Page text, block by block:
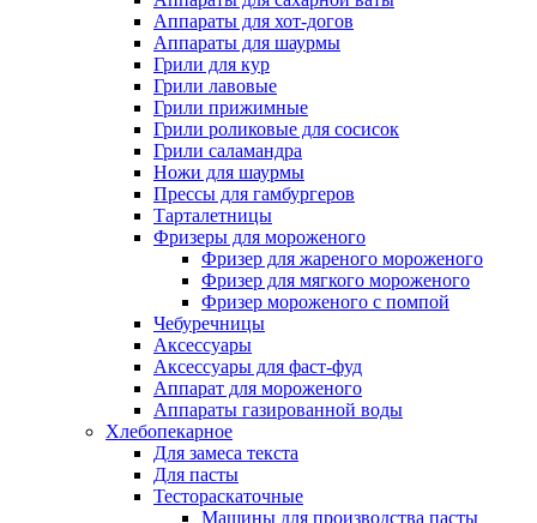
Аппараты для хот-догов
Аппараты для шаурмы
Грили для кур
Грили лавовые
Грили прижимные
Грили роликовые для сосисок
Грили саламандра
Ножи для шаурмы
Прессы для гамбургеров
Тарталетницы
Фризеры для мороженого
Фризер для жареного мороженого
Фризер для мягкого мороженого
Фризер мороженого с помпой
Чебуречницы
Аксессуары
Аксессуары для фаст-фуд
Аппарат для мороженого
Аппараты газированной воды
Хлебопекарное
Для замеса текста
Для пасты
Тестораскаточные
Машины для производства пасты